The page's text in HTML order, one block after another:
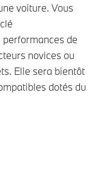
voiture. Vous
de
novices ou
Elle sera bientôt
dotés du